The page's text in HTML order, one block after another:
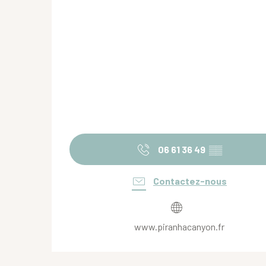
06 61 36 49 ▒▒
Contactez-nous
www.piranhacanyon.fr